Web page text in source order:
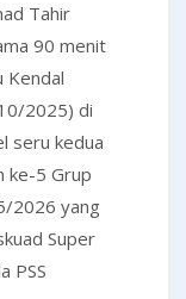
Tahir
90 menit
Kendal
2025) di
seru kedua
ke-5 Grup
2026 yang
Super
PSS